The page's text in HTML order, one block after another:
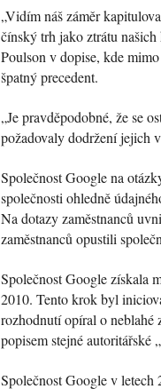
„Vidím náš záměr
čínský trh jako ztrátu
Poulson v dopise, kde
špatný precedent.
„Je pravděpodobné, že se
požadovaly dodržení jejich
Společnost Google na
společnosti ohledně
Na dotazy zaměstnanců
zaměstnanců opustili
Společnost Google získala
2010. Tento krok byl
rozhodnutí opíral o neblahé
popisem stejné autoritářské
Společnost Google v letech